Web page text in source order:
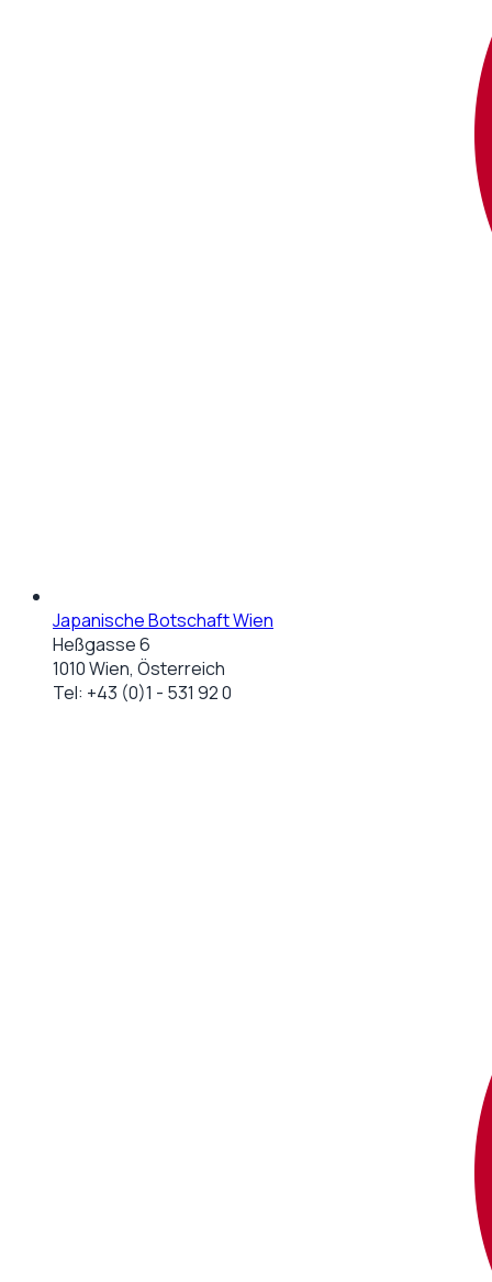
Japanische Botschaft Wien
Heßgasse 6
1010 Wien, Österreich
Tel: +43 (0)1 - 531 92 0